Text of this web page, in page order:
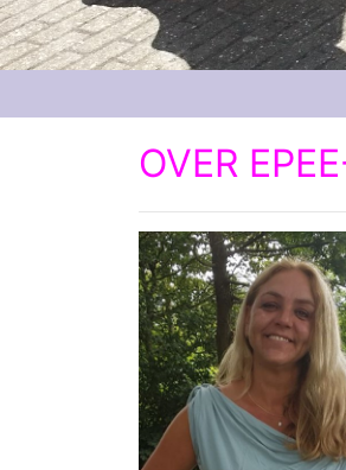
OVER